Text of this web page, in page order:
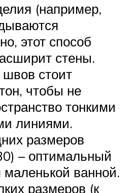
(например,
этот способ
стены.
швов стоит
чтобы не
тонкими
линиями.
размеров
– оптимальный
маленькой ванной.
размеров (к